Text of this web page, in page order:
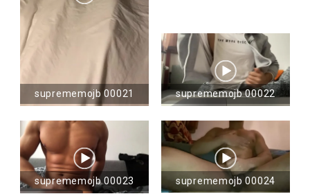
suprememojb 00021 suprememojb 00022
suprememojb 00023 suprememojb 00024